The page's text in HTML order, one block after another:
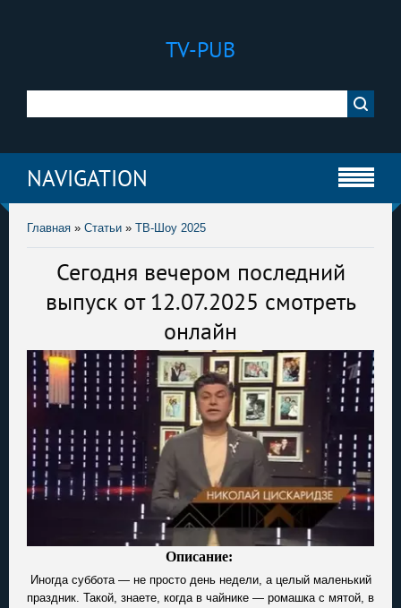
TV-PUB
NAVIGATION
Главная » Статьи » ТВ-Шоу 2025
Сегодня вечером последний
выпуск от 12.07.2025 смотреть
онлайн
Описание:
Иногда суббота — не просто день недели, а целый маленький
праздник. Такой, знаете, когда в чайнике — ромашка с мятой, в